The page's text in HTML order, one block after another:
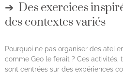
Des exercices
des contextes variés
Pourquoi ne pas organiser des
comme Geo le ferait ? Ces activités,
sont centrées sur des expériences